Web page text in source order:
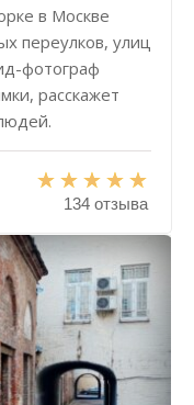
в Москве
переулков, улиц
фотограф
расскажет
134 отзыва